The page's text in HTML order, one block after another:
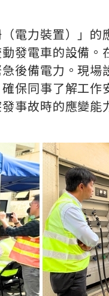
電力裝置）」
發電車的設備
後備電力。現
保同事了解工
事故時的應變